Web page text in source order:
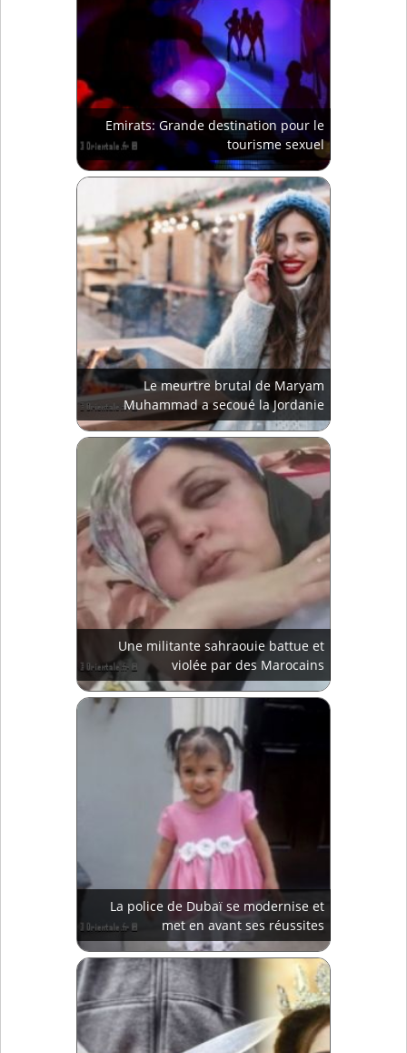
Emirats: Grande destination pour le
tourisme sexuel
Le meurtre brutal de Maryam
Muhammad a secoué la Jordanie
Une militante sahraouie battue et
violée par des Marocains
La police de Dubaï se modernise et
met en avant ses réussites